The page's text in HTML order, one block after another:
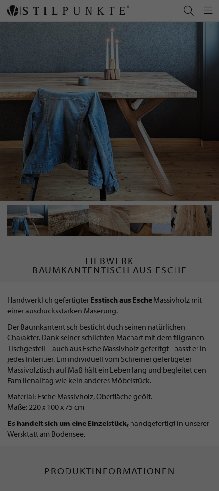
LIEBWERK
BAUMKANTENTISCH AUS ESCHE
Handwerklich gefertigter Esstisch aus Esche Massivholz mit
einer ausdrucksstarken Maserung.
Der Baumkantentisch besticht duch seinen natürlichen
Charakter. Dank seiner schlichten Machart mit dem filigranen
Tischgestell - auch aus Esche Massivholz geferitgt - passt er in
jedes Interiuer. Ein individuell vom Schreiner gefertigeter
Massivolztisch auf Maß hält ein Leben lang und begleitet den
Familienalltag wie kein anderes Möbelstück.
Material: Esche Massivholz, Oberfläche geölt.
Maße: 220 x 100 x 75 cm
Es handelt sich um eine Einzelstück, handgefertigt in unserer
Wersktatt am Bodensee.
PRODUKTINFORMATIONEN